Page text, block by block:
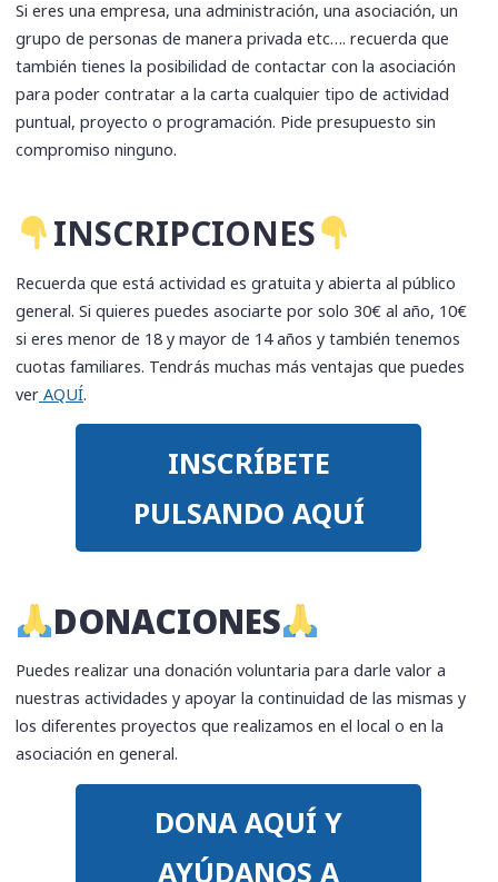
Si eres una empresa, una administración, una asociación, un
grupo de personas de manera privada etc…. recuerda que
también tienes la posibilidad de contactar con la asociación
para poder contratar a la carta cualquier tipo de actividad
puntual, proyecto o programación. Pide presupuesto sin
compromiso ninguno.
​INSCRIPCIONES
Recuerda que está actividad es gratuita y abierta al público
general. Si quieres puedes asociarte por solo 30€ al año, 10€
si eres menor de 18 y mayor de 14 años y también tenemos
cuotas familiares. Tendrás muchas más ventajas que puedes
ver AQUÍ.
INSCRÍBETE
PULSANDO AQUÍ
​DONACIONES
Puedes realizar una donación voluntaria para darle valor a
nuestras actividades y apoyar la continuidad de las mismas y
los diferentes proyectos que realizamos en el local o en la
asociación en general.
DONA AQUÍ Y
AYÚDANOS A